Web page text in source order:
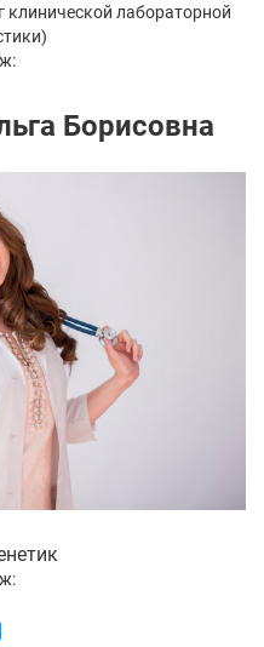
клинической лабораторной
Борисовна